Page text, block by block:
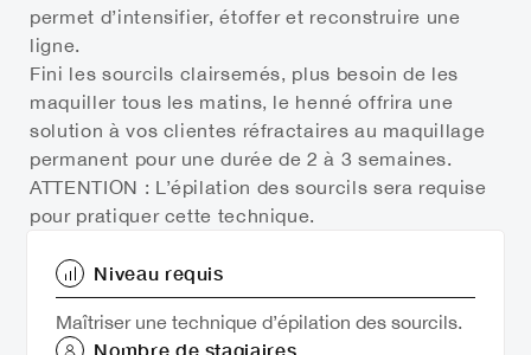
permet d’intensifier, étoffer et reconstruire une
ligne.
Fini les sourcils clairsemés, plus besoin de les
maquiller tous les matins, le henné offrira une
solution à vos clientes réfractaires au maquillage
permanent pour une durée de 2 à 3 semaines.
ATTENTION : L’épilation des sourcils sera requise
pour pratiquer cette technique.
Niveau requis
Maîtriser une technique d’épilation des sourcils.
Nombre de stagiaires